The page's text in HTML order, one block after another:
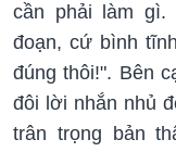
cần phải làm
đoạn, cứ bình
đúng thôi!". Bên
đôi lời nhắn nhủ
trân trọng bản